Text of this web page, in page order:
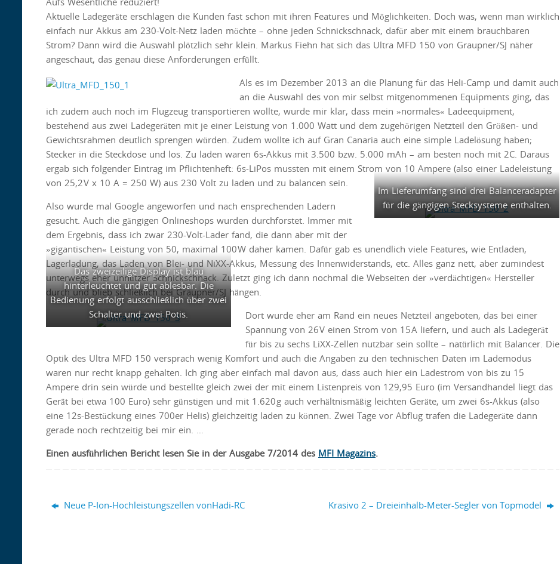
Aktuelle Ladegeräte erschlagen die Kunden fast schon mit ihren Features und Möglichkeiten. Doch was, wenn man wirklich
einfach nur Akkus am 230-Volt-Netz laden möchte – ohne jeden Schnickschnack, dafür aber mit einem brauchbaren
Strom? Dann wird die Auswahl plötzlich sehr klein. Markus Fiehn hat sich das Ultra MFD 150 von Graupner/SJ näher
angeschaut, das genau diese Anforderungen erfüllt.
Als es im Dezember 2013 an die Planung für das Heli-Camp und damit auch
an die Auswahl des von mir selbst mitgenommenen Equipments ging, das
ich zudem auch noch im Flugzeug transportieren wollte, wurde mir klar, dass mein »normales« Ladeequipment,
bestehend aus zwei Ladegeräten mit je einer Leistung von 1.000 Watt und dem zugehörigen Netzteil den Größen- und
Gewichtsrahmen deutlich sprengen würden. Zudem wollte ich auf Gran Canaria auch eine simple Ladelösung haben;
Stecker in die Steckdose und los. Zu laden waren 6s-Akkus mit 3.500 bzw. 5.000 mAh – am besten noch mit 2C. Daraus
ergab sich folgender Eintrag im Pflichtenheft: 6s-LiPos mussten mit einem Strom von 10 Ampere (also einer Ladeleistung
von 25,2 V x 10 A = 250 W) aus 230 Volt zu laden und zu balancen sein.
Im Lieferumfang sind drei Balanceradapter
für die gängigen Stecksysteme enthalten.
Also wurde mal Google angeworfen und nach ensprechenden Ladern
gesucht. Auch die gängigen Onlineshops wurden durchforstet. Immer mit
dem Ergebnis, dass ich zwar 230-Volt-Lader fand, die dann aber mit der
»gigantischen« Leistung von 50, maximal 100 W daher kamen. Dafür gab es unendlich viele Features, wie Entladen,
Lagerladung, das Laden von Blei- und NiXX-Akkus, Messung des Innenwiderstands, etc. Alles ganz nett, aber zumindest
unterwegs eher unnützer Schnickschnack. Zuletzt ging ich dann nochmal die Webseiten der »verdächtigen« Hersteller
durch und blieb schließlich bei Graupner/SJ hängen.
Das zweizeilige Display ist blau
hinterleuchtet und gut ablesbar. Die
Bedienung erfolgt ausschließlich über zwei
Schalter und zwei Potis.
Dort wurde eher am Rand ein neues Netzteil angeboten, das bei einer
Spannung von 26 V einen Strom von 15 A liefern, und auch als Ladegerät
für bis zu sechs LiXX-Zellen nutzbar sein sollte – natürlich mit Balancer. Die
Optik des Ultra MFD 150 versprach wenig Komfort und auch die Angaben zu den technischen Daten im Lademodus
waren nur recht knapp gehalten. Ich ging aber einfach mal davon aus, dass auch hier ein Ladestrom von bis zu 15
Ampere drin sein würde und bestellte gleich zwei der mit einem Listenpreis von 129,95 Euro (im Versandhandel liegt das
Gerät bei etwa 100 Euro) sehr günstigen und mit 1.620 g auch verhältnismäßig leichten Geräte, um zwei 6s-Akkus (also
eine 12s-Bestückung eines 700er Helis) gleichzeitig laden zu können. Zwei Tage vor Abflug trafen die Ladegeräte dann
gerade noch rechtzeitig bei mir ein. …
Einen ausführlichen Bericht lesen Sie in der Ausgabe 7/2014 des MFI Magazins.
Neue P-Ion-Hochleistungszellen vonHadi-RC Krasivo 2 – Dreieinhalb-Meter-Segler von Topmodel